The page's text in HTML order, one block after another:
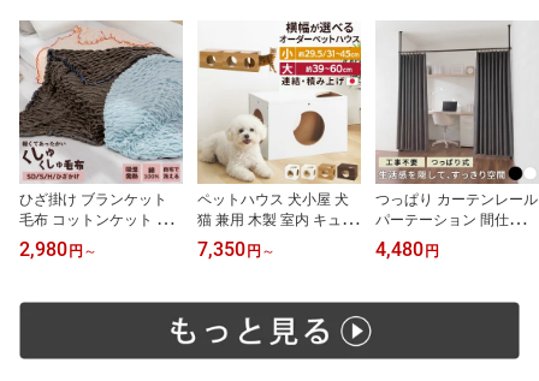
ひざ掛け ブランケット
毛布 コットンケット 吸
湿発熱 あったかい 暖か
い 低ホルムアルデヒド
ゅくしゅ ケット 吸湿 韓
国風 綿毛布 かわいい セ
フ/ひざ掛け/アイボリー/
2,980 円 ～
ペットハウス 犬小屋 犬
猫 兼用 木製 室内 キュー
ブハウス 2匹で使える 積
み上げ キャットタワー
簡単組立 ドッグハウス
家具調 猫ハウス キャッ
トハウス 可愛い ホワイ
ト/ホワイトウッド/オー
7,350 円 ～
つっぱり カーテンレール
パーテーション 間仕切り
部屋 カーテン 部屋仕切
り 目隠し 間仕切りカー
さ調節 工具不要 賃貸OK
省エネ ブラック/ホワイ
4,480 円